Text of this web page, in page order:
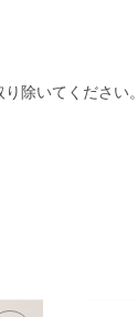
除いてください。